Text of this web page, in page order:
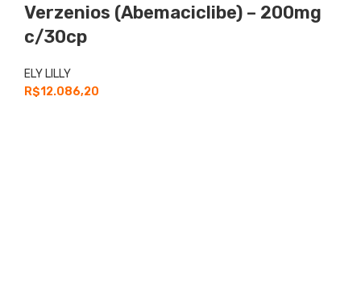
Verzenios (Abemaciclibe) – 200mg
c/30cp
ELY LILLY
R$12.086,20